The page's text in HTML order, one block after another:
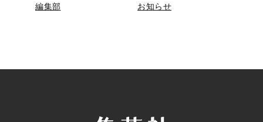
編集部 お知らせ